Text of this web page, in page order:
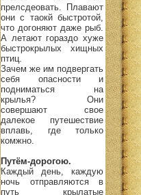
прелсдеовать. Плавают
они с таокй быстротой,
что догоняют даже рыб.
А летают гораздо хуже
быстрокрылых хищных
птиц.
Зачем же им подвергать
себя опасности и
подниматься на
крылья? Они
совершают свое
далекое путешествие
вплавь, где только
комжно.
Путём-дорогою.
Каждый день, каждую
ночь отправляются в
путь крылатые